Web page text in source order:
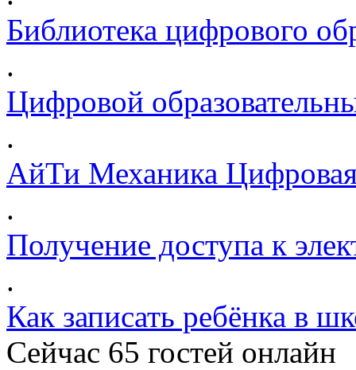
Библиотека цифрового
.
Цифровой
.
АйТи Механика
.
Получение доступа к
.
Как записать ребёнка в
Сейчас 65 гостей онлайн